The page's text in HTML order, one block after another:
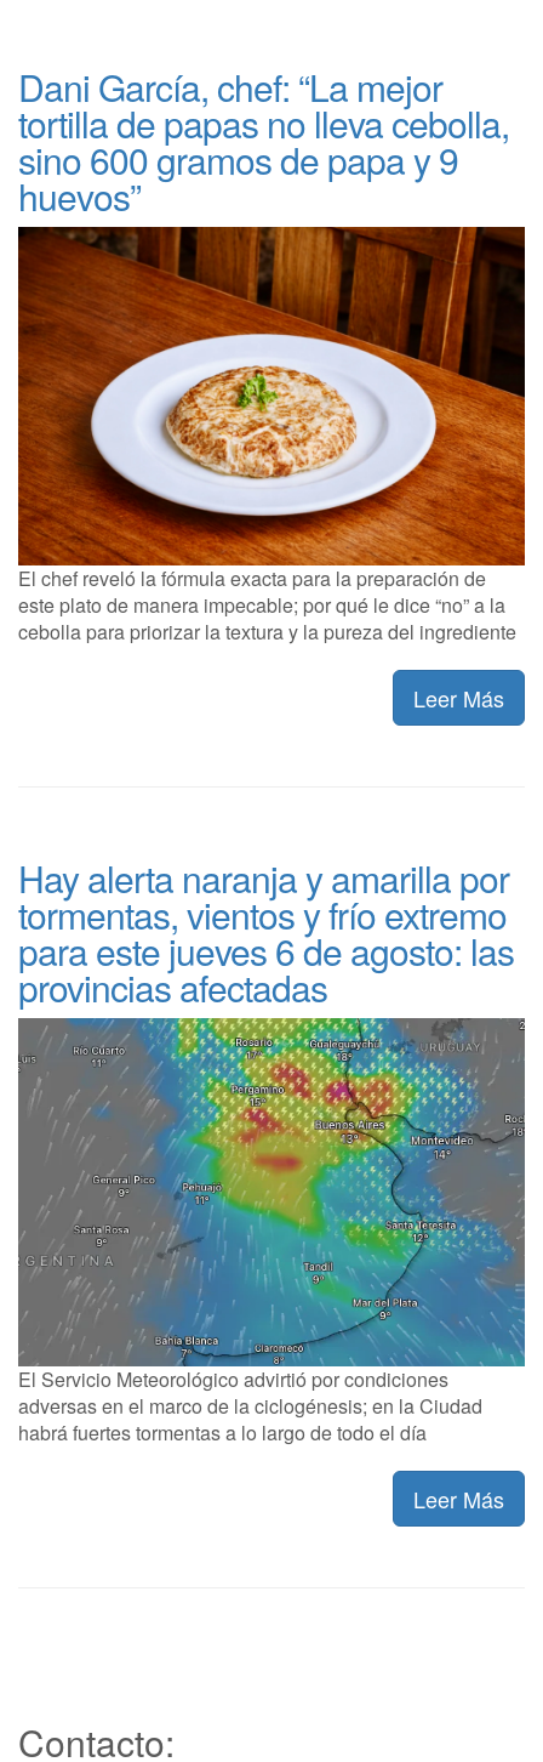
Dani García, chef: “La mejor
tortilla de papas no lleva cebolla,
sino 600 gramos de papa y 9
huevos”
El chef reveló la fórmula exacta para la preparación de
este plato de manera impecable; por qué le dice “no” a la
cebolla para priorizar la textura y la pureza del ingrediente
Leer Más
Hay alerta naranja y amarilla por
tormentas, vientos y frío extremo
para este jueves 6 de agosto: las
provincias afectadas
El Servicio Meteorológico advirtió por condiciones
adversas en el marco de la ciclogénesis; en la Ciudad
habrá fuertes tormentas a lo largo de todo el día
Leer Más
Contacto: